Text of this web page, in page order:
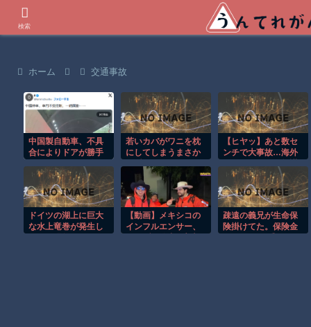
ホーム 交通事故
中国製自動車、不具
合によりドアが勝手
若いカバがワニを枕
にしてしまうまさか
【ヒヤッ】あと数セ
ンチで大事故…海外
すぎる走りがレベチ
ｗ
ドイツの湖上に巨大
な水上竜巻が発生し
【動画】メキシコの
インフルエンサー、
疎遠の義兄が生命保
険掛けてた。保険金
検索